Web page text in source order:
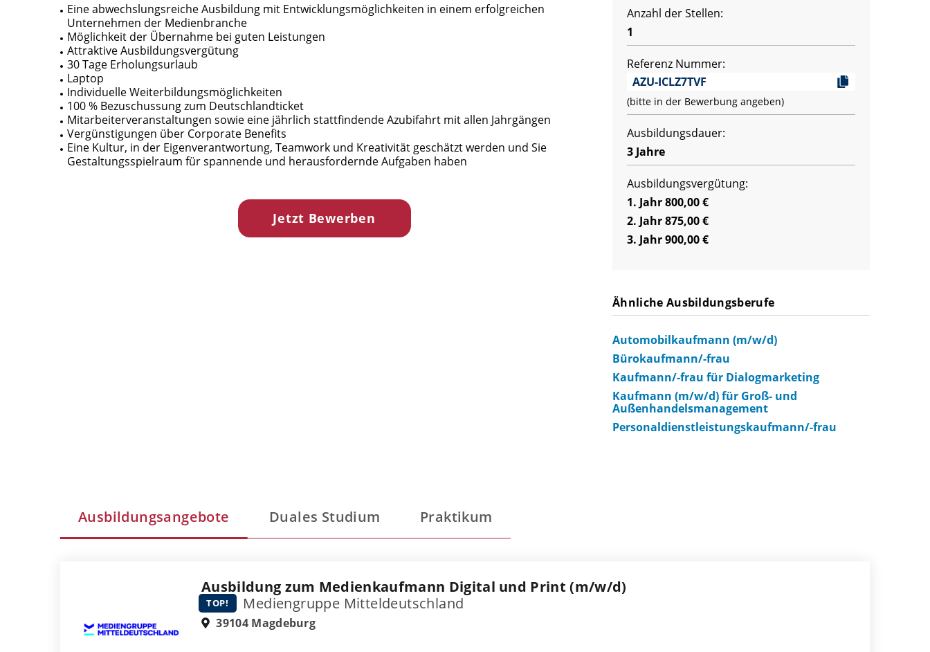
Eine abwechslungsreiche Ausbildung mit Entwicklungsmöglichkeiten in einem erfolgreichen
Unternehmen der Medienbranche
Möglichkeit der Übernahme bei guten Leistungen
Attraktive Ausbildungsvergütung
30 Tage Erholungsurlaub
Laptop
Individuelle Weiterbildungsmöglichkeiten
100 % Bezuschussung zum Deutschlandticket
Mitarbeiterveranstaltungen sowie eine jährlich stattfindende Azubifahrt mit allen Jahrgängen
Vergünstigungen über Corporate Benefits
Eine Kultur, in der Eigenverantwortung, Teamwork und Kreativität geschätzt werden und Sie
Gestaltungsspielraum für spannende und herausfordernde Aufgaben haben
Jetzt Bewerben
Anzahl der Stellen:
1
Referenz Nummer:
AZU-ICLZ7TVF
(bitte in der Bewerbung angeben)
Ausbildungsdauer:
3 Jahre
Ausbildungsvergütung:
1. Jahr 800,00 €
2. Jahr 875,00 €
3. Jahr 900,00 €
Ähnliche Ausbildungsberufe
Automobilkaufmann (m/w/d)
Bürokaufmann/-frau
Kaufmann/-frau für Dialogmarketing
Kaufmann (m/w/d) für Groß- und
Außenhandelsmanagement
Personaldienstleistungskaufmann/-frau
Ausbildungsangebote Duales Studium Praktikum
Ausbildung zum Medienkaufmann Digital und Print (m/w/d)
TOP! Mediengruppe Mitteldeutschland
39104 Magdeburg